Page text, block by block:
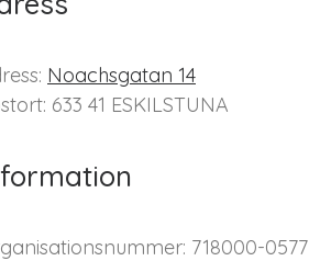
Noachsgatan 14
633 41 ESKILSTUNA
718000-0577